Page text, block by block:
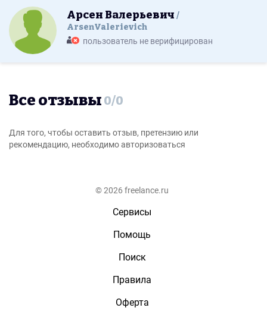
Арсен Валерьевич
ArsenValerievich
пользователь не верифицирован
Все отзывы 0/0
Для того, чтобы оставить отзыв, претензию или
рекомендацию, необходимо авторизоваться
© 2026 freelance.ru
Сервисы
Помощь
Поиск
Правила
Оферта